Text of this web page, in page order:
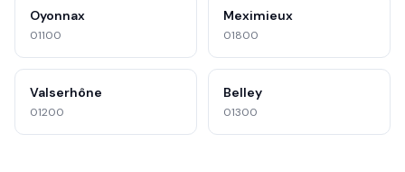
Oyonnax
01100
Meximieux
01800
Valserhône
01200
Belley
01300